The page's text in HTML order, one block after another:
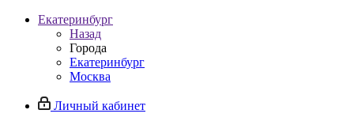
Екатеринбург
Назад
Города
Екатеринбург
Москва
Личный кабинет